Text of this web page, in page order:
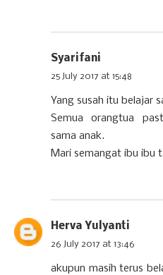
Syarifani
25 July 2017 at 15:48
Yang susah itu belajar
Semua orangtua
sama anak.
Mari semangat ibu ibu
Herva Yulyanti
26 July 2017 at 13:46
akupun masih terus